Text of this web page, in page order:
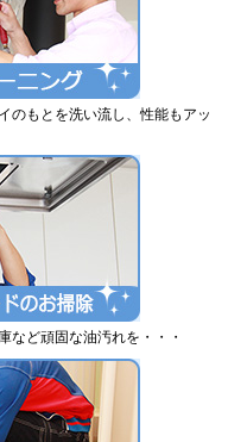
のもとを洗い流し、性能もアッ
など頑固な油汚れを・・・